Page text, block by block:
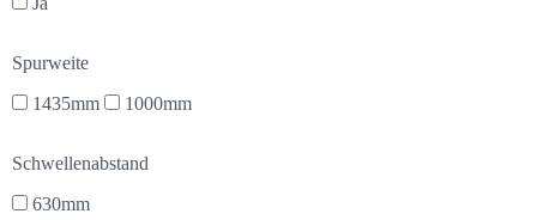
Spurweite
1435mm
1000mm
Schwellenabstand
630mm